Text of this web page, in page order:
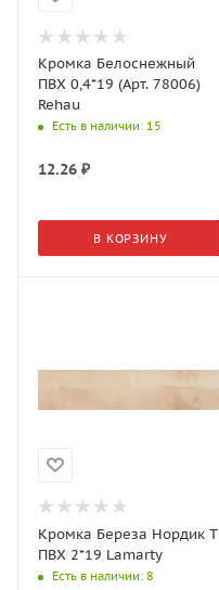
Кромка Белоснежный
ПВХ 0,4*19 (Арт. 78006)
Rehau
Есть в наличии: 15
12.26 ₽
В КОРЗИНУ
Кромка Береза Нордик T
ПВХ 2*19 Lamarty
Есть в наличии: 8